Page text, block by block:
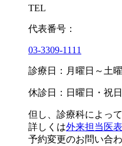
TEL
代表番号：
03-3309-1111
診療日：月曜日～土
休診日：日曜日・祝日
但し、診療科によっ
詳しくは外来担当医表
予約変更のお問い合